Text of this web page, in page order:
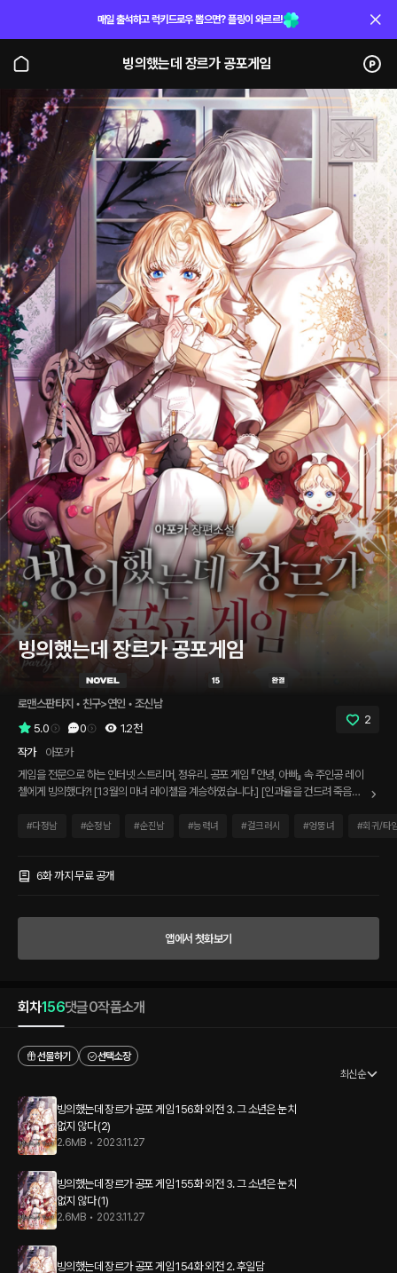
매일 출석하고 럭키드로우 뽑으면? 플링이 와르르!
빙의했는데 장르가 공포게임
빙의했는데 장르가 공포게임
로맨스판타지 • 친구>연인 • 조신남
5.0
0 1.2천
2
작가
아포카
게임을 전문으로 하는 인터넷 스트리머, 정유리. 공포 게임 『안녕, 아빠』 속 주인공 레이
첼에게 빙의했다?! [13월의 마녀 레이첼을 계승하였습니다.] [인과율을 건드려 죽음의
다.] 게임을 플레이했던 기억을 더듬어 저주를 풀어나가려던 레이첼은 원작에서 레이첼
아름다워요.” 친구이자 동료인 줄만 알았던 에녹과의 아슬아슬한 분위기 속에, 레이첼에
#다정남 #순정남 #순진남 #능력녀 #걸크러시 #엉뚱녀 #회귀/타
6화 까지 무료 공개
앱에서 첫화보기
회차156댓글0작품소개
선물하기
선택소장
최신순
빙의했는데 장르가 공포 게임 156화 외전 3. 그 소년은 눈치
없지 않다 (2)
2.6MB • 2023.11.27
빙의했는데 장르가 공포 게임 155화 외전 3. 그 소년은 눈치
없지 않다 (1)
2.6MB • 2023.11.27
빙의했는데 장르가 공포 게임 154화 외전 2. 후일담